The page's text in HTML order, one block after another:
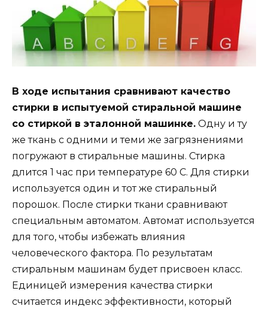
В ходе испытания сравнивают качество
стирки в испытуемой стиральной машине
со стиркой в эталонной машинке. Одну и ту
же ткань с одними и теми же загрязнениями
погружают в стиральные машины. Стирка
длится 1 час при температуре 60 С. Для стирки
используется один и тот же стиральный
порошок. После стирки ткани сравнивают
специальным автоматом. Автомат используется
для того, чтобы избежать влияния
человеческого фактора. По результатам
стиральным машинам будет присвоен класс.
Единицей измерения качества стирки
считается индекс эффективности, который